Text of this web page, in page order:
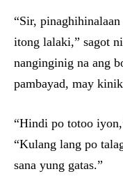
“Sir,
itong lalaki,” sagot
nanginginig na ang
pambayad, may
“Hindi po totoo
“Kulang lang po
sana yung gatas.”